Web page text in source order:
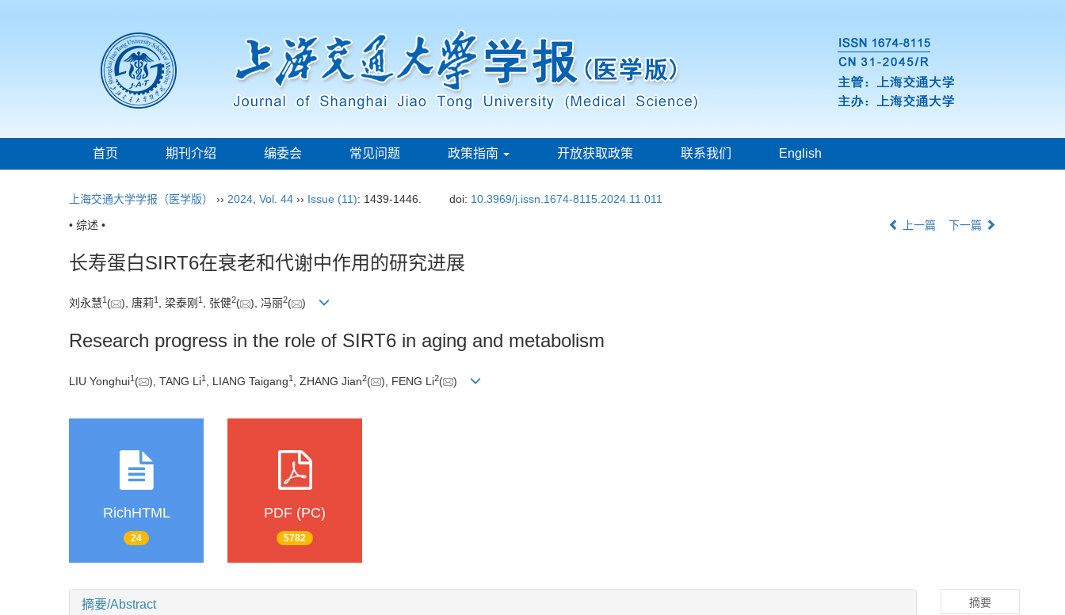
首页 期刊介绍 编委会 常见问题 政策指南 开放获取政策 联系我们 English
上海交通大学学报（医学版） ›› 2024 Vol. 44 ›› Issue (11): 1439-1446. doi: 10.3969/j.issn.1674-8115.2024.11.011
• 综述 • 上一篇 下一篇
长寿蛋白SIRT6在衰老和代谢中作用的研究进展
刘永慧1 ( ), 唐莉1 , 梁泰刚 1 , 张健2( ), 冯丽2( )
Research progress in the role of SIRT6 in aging and metabolism
LIU Yonghui1 ( ), TANG Li1 , LIANG Taigang1 , ZHANG Jian2( ), FENG Li2( )
RichHTML
24
PDF (PC)
5782
摘要/Abstract 摘要